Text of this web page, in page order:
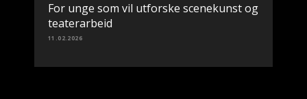
For unge som vil utforske scenekunst og
teaterarbeid
11.02.2026